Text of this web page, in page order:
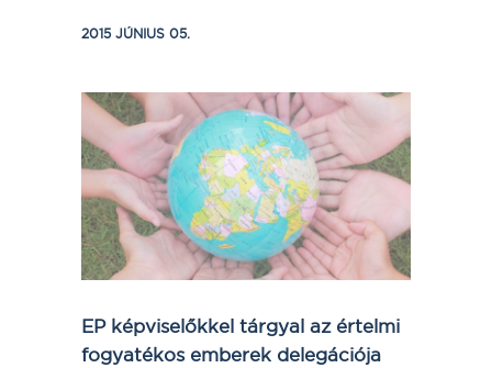
2015 JÚNIUS 05.
EP képviselőkkel tárgyal az értelmi
fogyatékos emberek delegációja